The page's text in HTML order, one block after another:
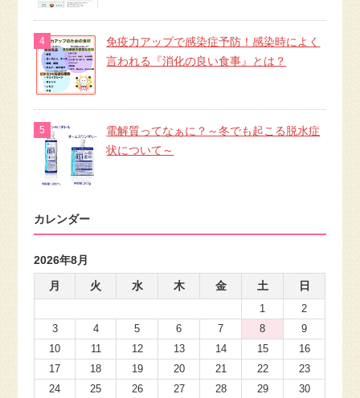
免疫力アップで感染症予防！感染時によく
言われる『消化の良い食事』とは？
電解質ってなぁに？～冬でも起こる脱水症
状について～
カレンダー
2026年8月
月
火 水 木 金 土 日
1
2
3
4 5 6 7 8
9
10
11 12 13 14 15
16
17
18 19 20 21 22
23
24
25 26 27 28 29
30